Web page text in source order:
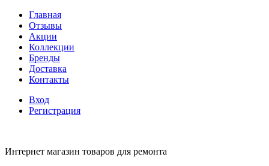
Главная
Отзывы
Акции
Коллекции
Бренды
Доставка
Контакты
Вход
Регистрация
Интернет магазин товаров для ремонта